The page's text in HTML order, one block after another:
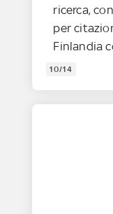
ricerca,
per
Finlandia
10/14